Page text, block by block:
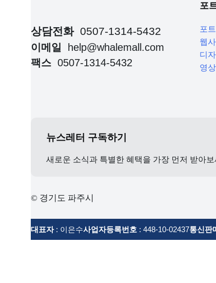
상담전화 0507-1314-5432
이메일
help@whalemall.com
팩스 0507-1314-5432
포
포
웹
디
영
뉴스레터 구독하기
새로운 소식과 특별한 혜택을 가장 먼저 받아보
© 경기도 파주시
대표자: 이은수사업자등록번호 : 448-10-02437통신판